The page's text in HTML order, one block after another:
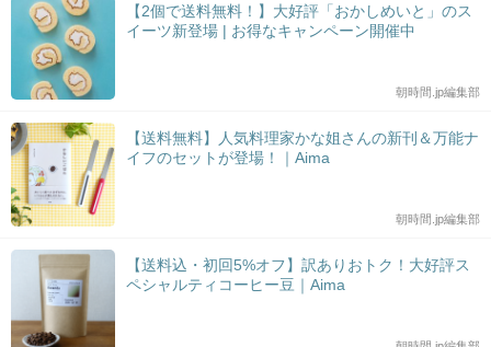
【2個で送料無料！】大好評「おかしめいと」のス
イーツ新登場 | お得なキャンペーン開催中
朝時間.jp編集部
【送料無料】人気料理家かな姐さんの新刊＆万能ナ
イフのセットが登場！｜Aima
朝時間.jp編集部
【送料込・初回5%オフ】訳ありおトク！大好評ス
ペシャルティコーヒー豆｜Aima